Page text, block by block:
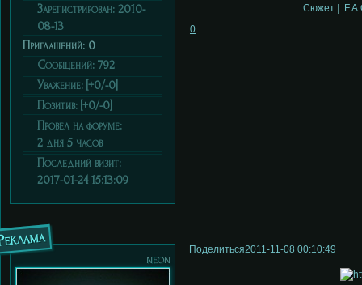
Зарегистрирован: 2010-
08-13
Приглашений: 0
Сообщений: 792
Уважение: [+0/-0]
Позитив: [+0/-0]
Провел на форуме:
2 дня 5 часов
Последний визит:
2017-01-24 15:13:09
.Сюжет
0
Поделиться2011-11-08 00:10:49
neon